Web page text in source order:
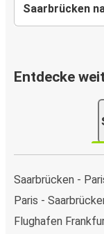
Saarbrücken
Entdecke
Saarbrücken -
Paris -
Flughafen